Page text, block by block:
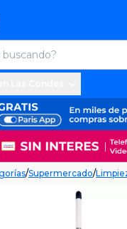
/Supermercado/